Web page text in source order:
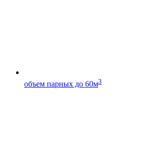
объем парных до 60м3